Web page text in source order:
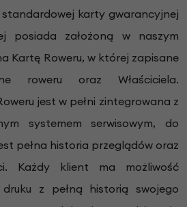
karty gwarancyjnej
posiada założoną w naszym
Kartę Roweru, w której zapisane
roweru oraz Właściciela.
jest w pełni zintegrowana z
systemem serwisowym, do
pełna historia przeglądów oraz
Każdy klient ma możliwość
z pełną historią swojego